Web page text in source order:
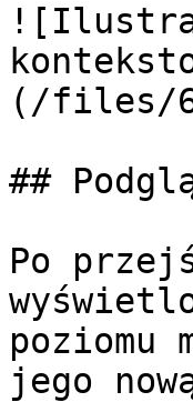
(/files/
##
Po
poziomu
jego